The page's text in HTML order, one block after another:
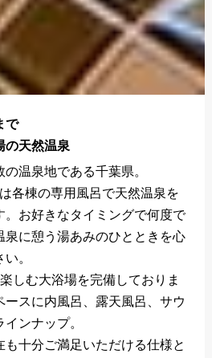
で
の天然温泉
温泉地である千葉県。
各棟の専用風呂で天然温泉を
。お好きなタイミングで何度で
泉に憩う湯あみのひとときを心
。
しむ大浴場を完備しておりま
スに内風呂、露天風呂、サウ
ンナップ。
十分ご満足いただける仕様と